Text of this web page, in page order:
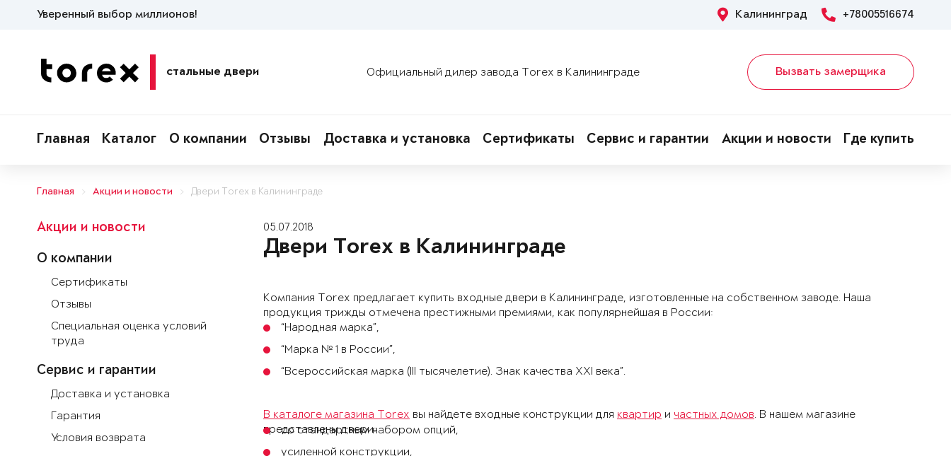
Уверенный выбор миллионов! Калининград +78005516674
стальные двери Официальный дилер завода Torex в Калининграде Вызвать замерщика
Главная Каталог О компании Отзывы Доставка и установка Сертификаты Сервис и гарантии Акции и новости Где купить
Главная Акции и новости Двери Torex в Калининграде
Акции и новости
О компании
Сертификаты
Отзывы
Специальная оценка условий
труда
Сервис и гарантии
Доставка и установка
Гарантия
Условия возврата
05.07.2018
Двери Torex в Калининграде
Компания Torex предлагает купить входные двери в Калининграде, изготовленные на собственном заводе. Наша
продукция трижды отмечена престижными премиями, как популярнейшая в России:
“Народная марка”,
“Марка № 1 в России”,
“Всероссийская марка (III тысячелетие). Знак качества XXI века”.
В каталоге магазина Torex вы найдете входные конструкции для квартир и частных домов. В нашем магазине
представлены двери:
со стандартным набором опций,
усиленной конструкции,